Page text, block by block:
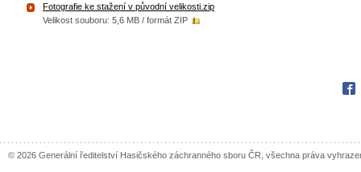
Fotografie ke stažení v původní velikosti.zip
Velikost souboru: 5,6 MB / formát ZIP
© 2026 Generální ředitelství Hasičského záchranného sboru ČR, všechna práva